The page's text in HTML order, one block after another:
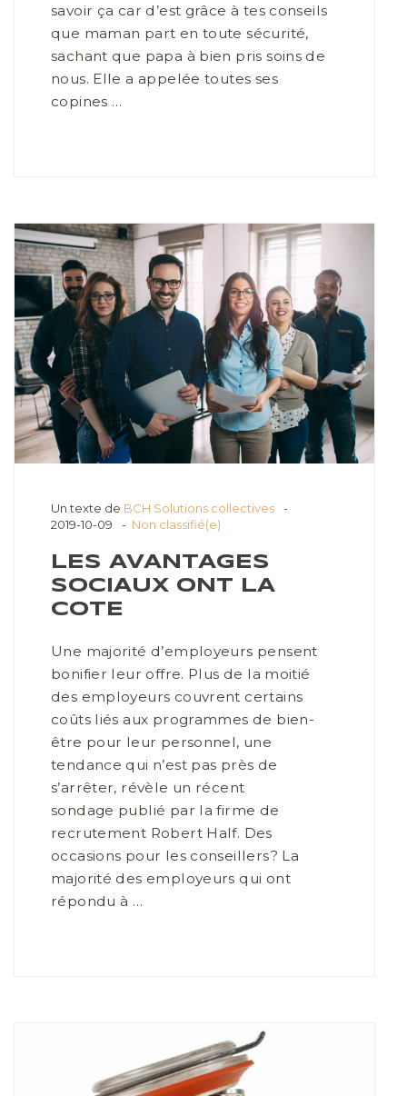
savoir ça car d’est grâce à tes conseils
que maman part en toute sécurité,
sachant que papa à bien pris soins de
nous. Elle a appelée toutes ses
copines …
Un texte de BCH Solutions collectives
2019-10-09
Non classifié(e)
LES AVANTAGES
SOCIAUX ONT LA
COTE
Une majorité d’employeurs pensent
bonifier leur offre. Plus de la moitié
des employeurs couvrent certains
coûts liés aux programmes de bien-
être pour leur personnel, une
tendance qui n’est pas près de
s’arrêter, révèle un récent
sondage publié par la firme de
recrutement Robert Half. Des
occasions pour les conseillers? La
majorité des employeurs qui ont
répondu à …